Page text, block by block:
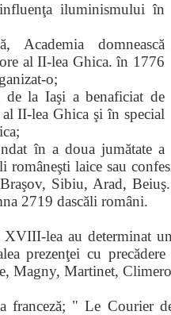
iluminismului în
Academia domnească
al II-lea Ghica. în 1776
o;
la Iaşi a benaficiat de
II-lea Ghica şi în special
în a doua jumătate a
laice sau
Sibiu, Arad,
2719 dascăli români.
lea au determinat
prezenţei cu
Magny, Martinet,
franceză; " Le Courier